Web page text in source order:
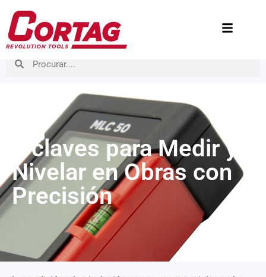
5 claves para Medir y
Nivelar en Obras con
Precisión